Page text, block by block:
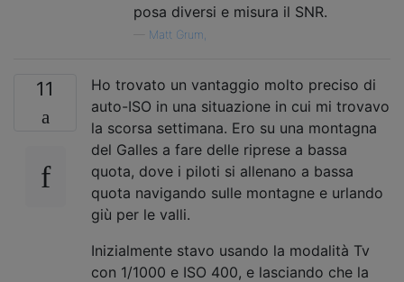
posa diversi e misura il SNR.
Matt Grum,
11
Ho trovato un vantaggio molto preciso di
auto-ISO in una situazione in cui mi trovavo
la scorsa settimana. Ero su una montagna
del Galles a fare delle riprese a bassa
quota, dove i piloti si allenano a bassa
quota navigando sulle montagne e urlando
giù per le valli.
Inizialmente stavo usando la modalità Tv
con 1/1000 e ISO 400, e lasciando che la